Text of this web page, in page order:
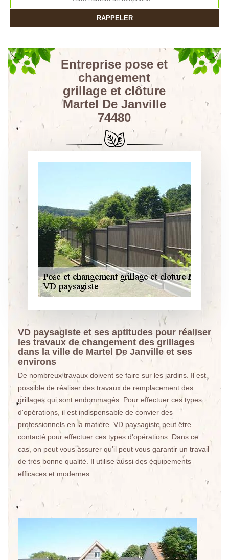
Entreprise pose et
changement
grillage et clôture
Martel De Janville
74480
VD paysagiste et ses aptitudes pour réaliser
les travaux de changement des grillages
dans la ville de Martel De Janville et ses
environs
De nombreux travaux doivent se faire sur les jardins. Il est
possible de réaliser des travaux de remplacement des
grillages qui sont endommagés. Pour effectuer ces types
d'opérations, il est indispensable de convier des
professionnels en la matière. VD paysagiste peut être
contacté pour effectuer ces types d'opérations. Dans ce
cas, on peut vous assurer qu'il peut vous garantir un travail
de très bonne qualité. Il utilise aussi des équipements
efficaces et modernes.